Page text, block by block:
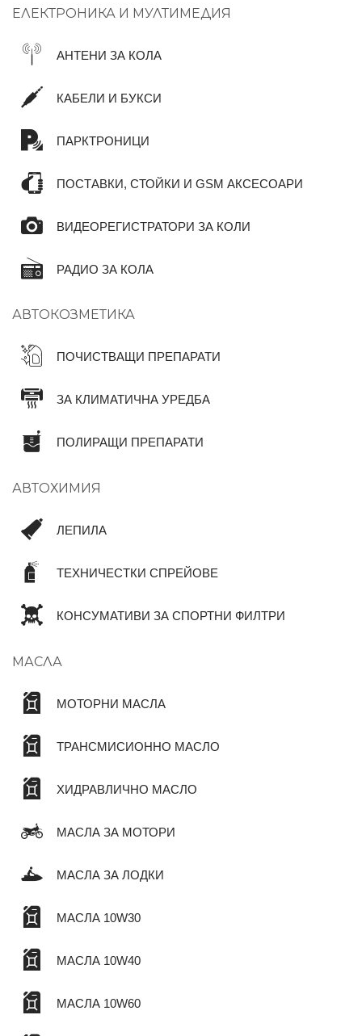
ЕЛЕКТРОНИКА И МУЛТИМЕДИЯ
АНТЕНИ ЗА КОЛА
КАБЕЛИ И БУКСИ
ПАРКТРОНИЦИ
ПОСТАВКИ, СТОЙКИ И GSM АКСЕСОАРИ
ВИДЕОРЕГИСТРАТОРИ ЗА КОЛИ
РАДИО ЗА КОЛА
АВТОКОЗМЕТИКА
ПОЧИСТВАЩИ ПРЕПАРАТИ
ЗА КЛИМАТИЧНА УРЕДБА
ПОЛИРАЩИ ПРЕПАРАТИ
АВТОХИМИЯ
ЛЕПИЛА
ТЕХНИЧЕСТКИ СПРЕЙОВЕ
КОНСУМАТИВИ ЗА СПОРТНИ ФИЛТРИ
МАСЛА
МОТОРНИ МАСЛА
ТРАНСМИСИОННО МАСЛО
ХИДРАВЛИЧНО МАСЛО
МАСЛА ЗА МОТОРИ
МАСЛА ЗА ЛОДКИ
МАСЛА 10W30
МАСЛА 10W40
МАСЛА 10W60